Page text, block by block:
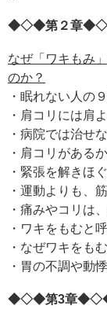
◆◇◆第２章
なぜ「ワキもみ
のか？
・眠れない人の
・肩コリには肩
・病院では治せ
・肩コリがある
・緊張を解きほ
・運動よりも、
・痛みやコリは
・ワキをもむと
・なぜワキをも
・胃の不調や動
◆◇◆第3章